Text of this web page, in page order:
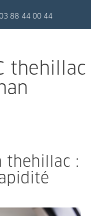
03 88 44 00 44
thehillac
thehillac :